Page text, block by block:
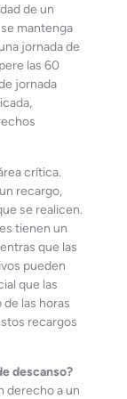
de un
mantenga
jornada de
las 60
jornada
crítica.
recargo,
se realicen.
tienen un
que las
pueden
que las
las horas
recargos
descanso?
derecho a un